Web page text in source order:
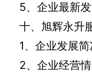
5、企业最新
十、旭辉永升
1、企业发展
2、企业经营